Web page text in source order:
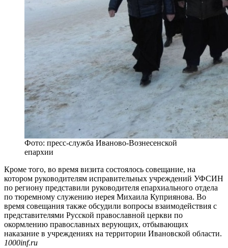
Фото: пресс-служба Иваново-Вознесенской
епархии
Кроме того, во время визита состоялось совещание, на
котором руководителям исправительных учреждений УФСИН
по региону представили руководителя епархиального отдела
по тюремному служению иерея Михаила Куприянова. Во
время совещания также обсудили вопросы взаимодействия с
представителями Русской православной церкви по
окормлению православных верующих, отбывающих
наказание в учреждениях на территории Ивановской области.
1000inf.ru